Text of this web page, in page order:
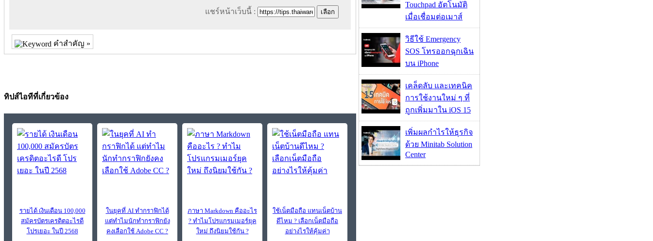
แชร์หน้าเว็บนี้ :
คำสำคัญ »
ทิปส์ไอทีที่เกี่ยวข้อง
รายได้ เงินเดือน 100,000
สมัครบัตรเครดิตอะไรดี
โปรเยอะ ในปี 2568
ในยุคที่ AI ทำกราฟิกได้
แต่ทำไมนักทำกราฟิกยัง
คงเลือกใช้ Adobe CC ?
ภาษา Markdown คืออะไร
? ทำไมโปรแกรมเมอร์ยุค
ใหม่ ถึงนิยมใช้กัน ?
ใช้เน็ตมือถือ แทนเน็ตบ้าน
ดีไหม ? เลือกเน็ตมือถือ
อย่างไรให้คุ้มค่า
Touchpad อัตโนมัติ
เมื่อเชื่อมต่อเมาส์
วิธีใช้ Emergency
SOS โทรออกฉุกเฉิน
บน iPhone
เคล็ดลับ และเทคนิค
การใช้งานใหม่ ๆ ที่
ถูกเพิ่มมาใน iOS 15
เพิ่มผลกำไรให้ธุรกิจ
ด้วย Minitab Solution
Center